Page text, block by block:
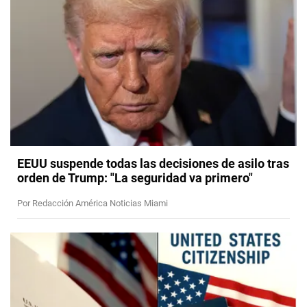
EEUU suspende todas las decisiones de asilo tras
orden de Trump: "La seguridad va primero"
Por Redacción América Noticias Miami